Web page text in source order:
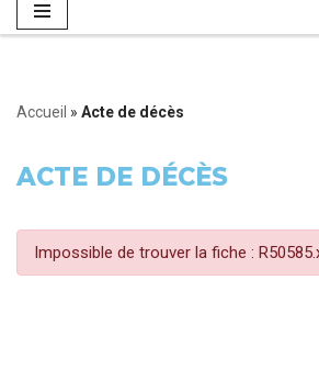
Accueil » Acte de décès
ACTE DE DÉCÈS
Impossible de trouver la fiche :